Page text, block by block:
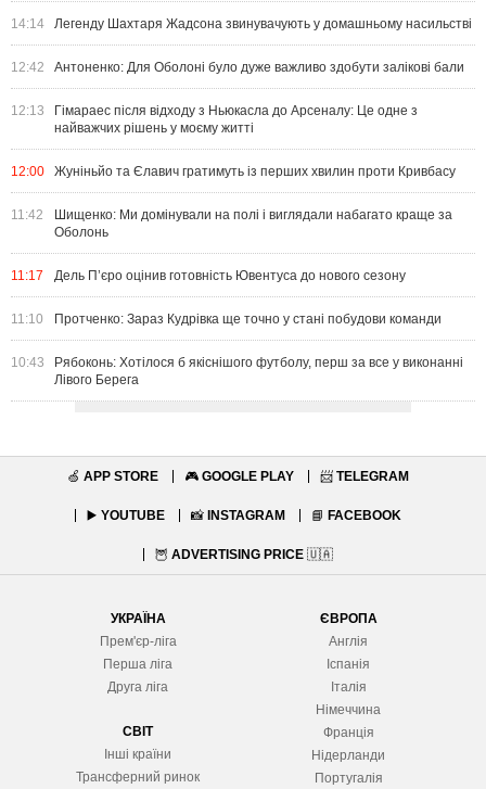
14:14 Легенду Шахтаря Жадсона звинувачують у домашньому насильстві
12:42 Антоненко: Для Оболоні було дуже важливо здобути залікові бали
12:13
Гімараес після відходу з Ньюкасла до Арсеналу: Це одне з
найважчих рішень у моєму житті
12:00 Жуніньйо та Єлавич гратимуть із перших хвилин проти Кривбасу
11:42
Шищенко: Ми домінували на полі і виглядали набагато краще за
Оболонь
11:17 Дель П’єро оцінив готовність Ювентуса до нового сезону
11:10 Протченко: Зараз Кудрівка ще точно у стані побудови команди
10:43
Рябоконь: Хотілося б якіснішого футболу, перш за все у виконанні
Лівого Берега
🍏 APP STORE 🎮 GOOGLE PLAY 📨 TELEGRAM
▶️ YOUTUBE 📸 INSTAGRAM 📘 FACEBOOK
🦉 ADVERTISING PRICE 🇺🇦
УКРАЇНА
Прем'єр-ліга
Перша ліга
Друга ліга
СВІТ
Інші країни
Трансферний ринок
ЄВРОПА
Англія
Іспанія
Італія
Німеччина
Франція
Нідерланди
Португалія